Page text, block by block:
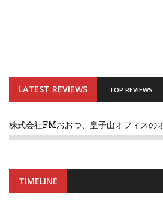
LATEST REVIEWS TOP REVIEWS
株式会社FMおおつ、皇子山オフィスの
TIMELINE